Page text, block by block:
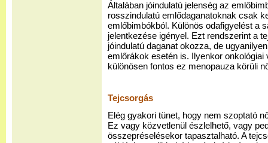
Általában jóindulatú jelenség az
rosszindulatú emlődaganatoknak csak
emlőbimbókból. Különös odafigyelést a
jelentkezése igényel. Ezt rendszerint a
jóindulatú daganat okozza, de
emlőrákok esetén is. Ilyenkor
különösen fontos ez menopauza körüli
Tejcsorgás
Elég gyakori tünet, hogy nem szoptató
Ez vagy közvetlenül észlelhető, vagy
összepréselésekor tapasztalható. A